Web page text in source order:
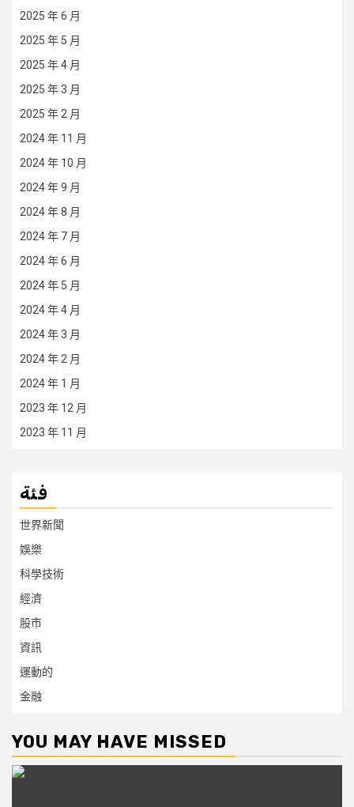
2025 年 6 月
2025 年 5 月
2025 年 4 月
2025 年 3 月
2025 年 2 月
2024 年 11 月
2024 年 10 月
2024 年 9 月
2024 年 8 月
2024 年 7 月
2024 年 6 月
2024 年 5 月
2024 年 4 月
2024 年 3 月
2024 年 2 月
2024 年 1 月
2023 年 12 月
2023 年 11 月
فئة
世界新聞
娛樂
科學技術
經濟
股市
資訊
運動的
金融
YOU MAY HAVE MISSED